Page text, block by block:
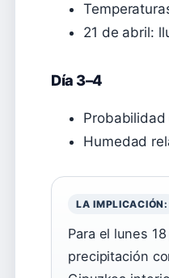
21 de abril:
Día 3–4
Probabilidad
Humedad
LA IMPLICACIÓN:
Para el lunes
precipitación